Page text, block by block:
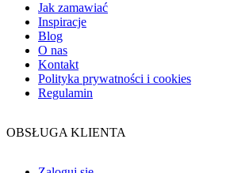
Jak zamawiać
Inspiracje
Blog
O nas
Kontakt
Polityka prywatności i cookies
Regulamin
OBSŁUGA KLIENTA